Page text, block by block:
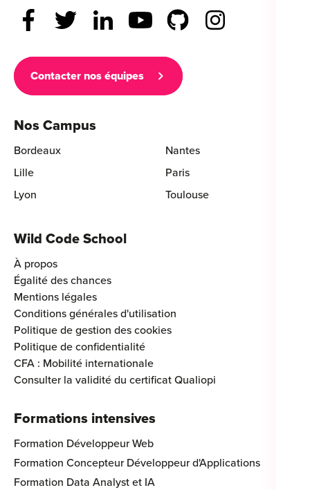
Contacter nos équipes
Nos Campus
Bordeaux
Lille
Lyon
Nantes
Paris
Toulouse
Wild Code School
À propos
Égalité des chances
Mentions légales
Conditions générales d'utilisation
Politique de gestion des cookies
Politique de confidentialité
CFA : Mobilité internationale
Consulter la validité du certificat Qualiopi
Formations intensives
Formation Développeur Web
Formation Concepteur Développeur d'Applications
Formation Data Analyst et IA